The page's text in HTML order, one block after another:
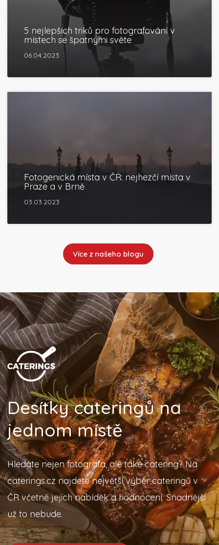
5 nejlepších triků pro fotografování v
místech se špatnými světe
06.04.2023
Fotogenická místa v ČR: nejhezčí místa v
Praze a v Brně
03.03.2023
Více z našeho blogu
Desítky cateringů na
jednom místě
Hledáte nejen fotografa, ale také catering? Na
caterings.cz najdete největší výběr cateringů v
ČR včetně jejich nabídek a hodnocení. Snadnější
už to nebude.